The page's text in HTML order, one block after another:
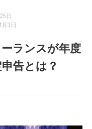
日
3日
ーランスが年度
告とは？